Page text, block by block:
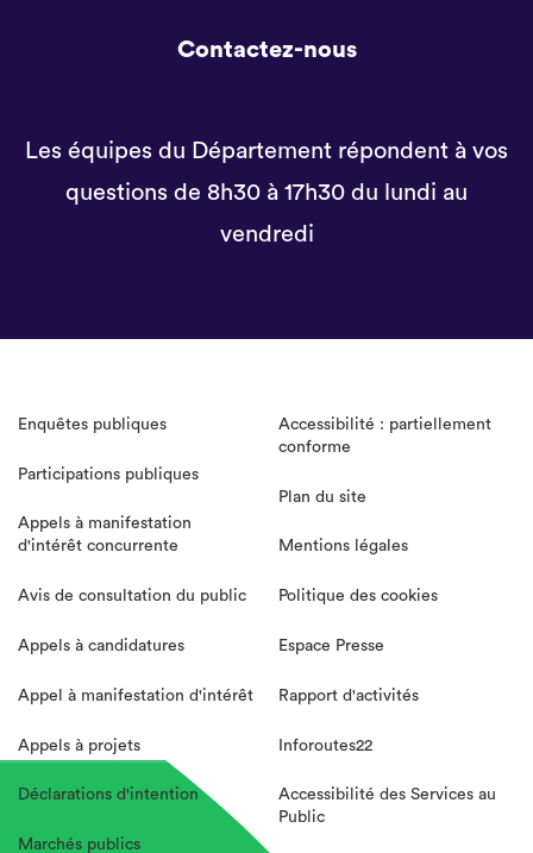
Contactez-nous
Les équipes du Département répondent à vos
questions de 8h30 à 17h30 du lundi au
vendredi
Enquêtes publiques
Participations publiques
Appels à manifestation
d'intérêt concurrente
Avis de consultation du public
Appels à candidatures
Appel à manifestation d'intérêt
Appels à projets
Déclarations d'intention
Marchés publics
Accessibilité : partiellement
conforme
Plan du site
Mentions légales
Politique des cookies
Espace Presse
Rapport d'activités
Inforoutes22
Accessibilité des Services au
Public